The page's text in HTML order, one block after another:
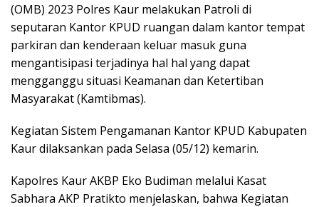
(OMB) 2023 Polres Kaur melakukan Patroli di
seputaran Kantor KPUD ruangan dalam kantor tempat
parkiran dan kenderaan keluar masuk guna
mengantisipasi terjadinya hal hal yang dapat
mengganggu situasi Keamanan dan Ketertiban
Masyarakat (Kamtibmas).
Kegiatan Sistem Pengamanan Kantor KPUD Kabupaten
Kaur dilaksankan pada Selasa (05/12) kemarin.
Kapolres Kaur AKBP Eko Budiman melalui Kasat
Sabhara AKP Pratikto menjelaskan, bahwa Kegiatan